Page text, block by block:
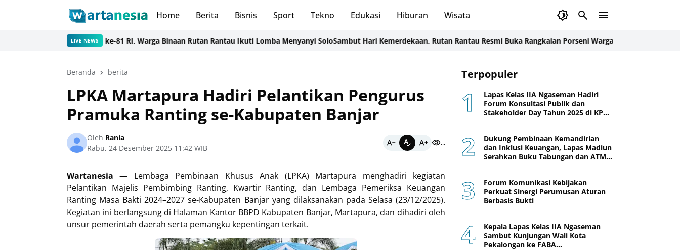
Home Berita Bisnis Sport Tekno Edukasi Hiburan Wisata
LIVE NEWS
Semarak HUT ke-81 RI, Warga Binaan Rutan Rantau Ikuti Lomba Menyanyi SoloSambut Hari Kemerdekaan, Rutan Rantau Resmi Buka Rangkaian Porseni Warga BinaanSemarak HUT Ke-
Beranda berita
LPKA Martapura Hadiri Pelantikan Pengurus
Pramuka Ranting se-Kabupaten Banjar
Oleh Rania
Rabu, 24 Desember 2025 11:42 WIB
...
Wartanesia — Lembaga Pembinaan Khusus Anak (LPKA) Martapura menghadiri kegiatan
Pelantikan Majelis Pembimbing Ranting, Kwartir Ranting, dan Lembaga Pemeriksa Keuangan
Ranting Masa Bakti 2024–2027 se-Kabupaten Banjar yang dilaksanakan pada Selasa (23/12/2025).
Kegiatan ini berlangsung di Halaman Kantor BBPD Kabupaten Banjar, Martapura, dan dihadiri oleh
unsur pemerintah daerah serta pemangku kepentingan terkait.
Terpopuler
Lapas Kelas IIA Ngaseman Hadiri
Forum Konsultasi Publik dan
Stakeholder Day Tahun 2025 di KPPN
Dukung Pembinaan Kemandirian
dan Inklusi Keuangan, Lapas Madiun
Serahkan Buku Tabungan dan ATM
Forum Komunikasi Kebijakan
Perkuat Sinergi Perumusan Aturan
Berbasis Bukti
Kepala Lapas Kelas IIA Ngaseman
Sambut Kunjungan Wali Kota
Pekalongan ke FABA